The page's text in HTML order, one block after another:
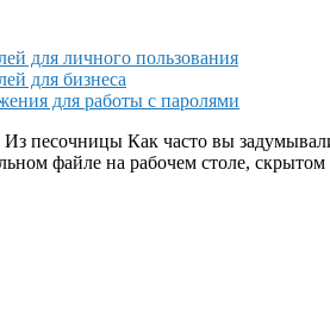
для личного пользования
для бизнеса
для работы с паролями
Из песочницы Как часто вы
файле на рабочем столе,